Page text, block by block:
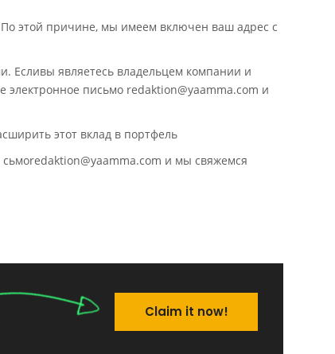
этой причине, мы имеем включен ваш адрес с
Есливы являетесь владельцем компании и
электронное письмо redaktion@yaamma.com и
этот вклад в портфель
и мы свяжемся
Claim it now!